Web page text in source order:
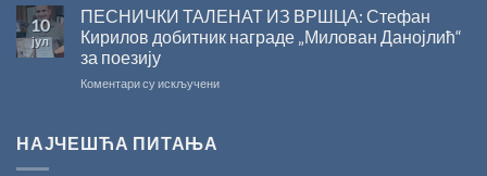
Сали
СКЗ
одржано
уручење
10
јул
ПЕСНИЧКИ ТАЛЕНАТ ИЗ ВРШЦА: Стефан
Кирилов добитник награде „Милован Данојлић“
за поезију
Коментари су искљученина
НАЈЧЕШЋА ПИТАЊА